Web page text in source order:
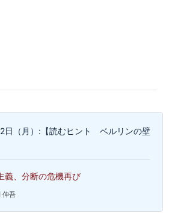
日（月）:【読むヒント ベルリンの壁
義、分断の危機再び
伸吾